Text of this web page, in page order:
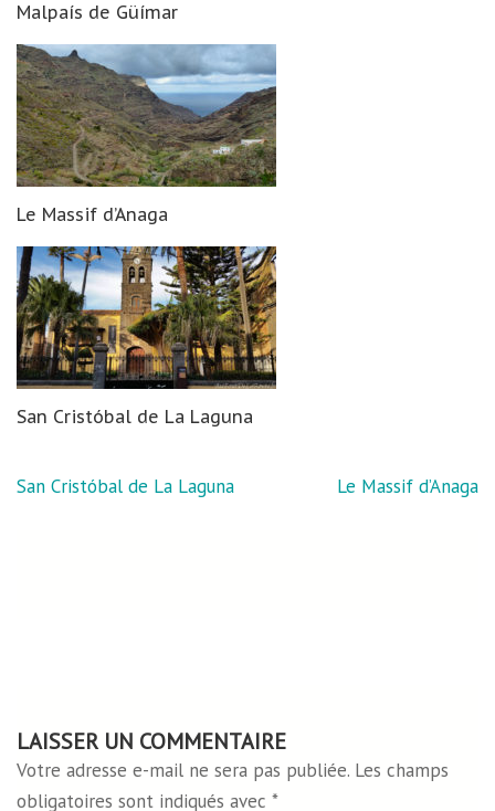
Malpaís de Güímar
Le Massif d’Anaga
San Cristóbal de La Laguna
Navigation
San Cristóbal de La Laguna Le Massif d’Anaga
LAISSER UN COMMENTAIRE
Votre adresse e-mail ne sera pas publiée. Les champs
obligatoires sont indiqués avec *